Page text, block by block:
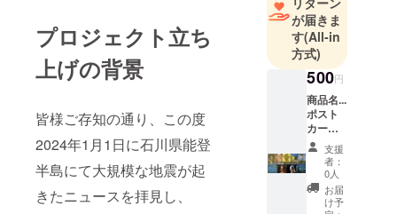
プロジェクト立ち
上げの背景
皆様ご存知の通り、この度
2024年1月1日に石川県能登
半島にて大規模な地震が起
きたニュースを拝見し、
ポスターを
高品位に出
力し、尚且
つ1.28イン
チの長尺ノ
ズルと微細
なインク滴
を均一かつ
正確に用紙
に着弾させ
が届きま
す(All-in
方式)
500円
商品名...
ポスト
カード
数量...1
枚 商品
サイズ...
148mm
支援
者：
0人
お届
け予